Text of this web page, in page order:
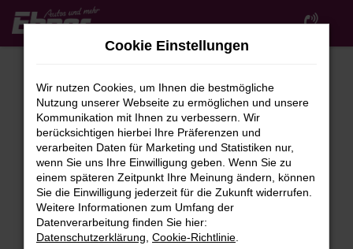
Zum
Hauptinhalt
FEHLER: NETWORK ERROR
Beim Laden ist ein Fehler aufgetreten.
Hier sind ein paar Tipps, die dir helfen können:
Cookie Einstellungen
Wir nutzen Cookies, um Ihnen die bestmögliche
Nutzung unserer Webseite zu ermöglichen und unsere
Kommunikation mit Ihnen zu verbessern. Wir
berücksichtigen hierbei Ihre Präferenzen und
verarbeiten Daten für Marketing und Statistiken nur,
wenn Sie uns Ihre Einwilligung geben. Wenn Sie zu
einem späteren Zeitpunkt Ihre Meinung ändern, können
Sie die Einwilligung jederzeit für die Zukunft widerrufen.
Weitere Informationen zum Umfang der
Datenverarbeitung finden Sie hier:
Datenschutzerklärung Cookie-Richtlinie